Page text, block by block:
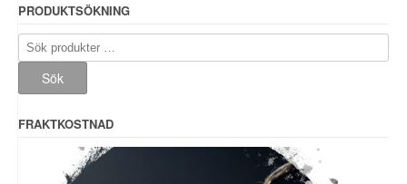
PRODUKTSÖKNING
Sök
efter:
Sök
FRAKTKOSTNAD